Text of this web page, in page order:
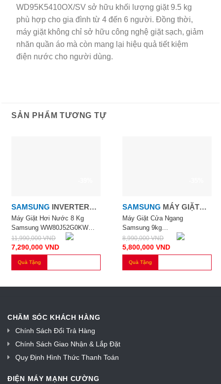
WD95K5410OX/SV sở hữu khối lượng giặt 9.5 kg
phù hợp cho gia đình từ 4 đến 6 người. Đồng thời,
máy giặt không chỉ sở hữu công nghệ giặt sạch, giảm
nhăn quần áo mà còn mang lại hiệu quả tiết kiệm
điện nước cho người dùng.
SẢN PHẨM TƯƠNG TỰ
SAMSUNG INVERTER
8.0KG
Máy Giặt Hơi Nước 8 Kg
Samsung WW80J52G0KW
Inverter
11,990,000VND
7,290,000 VND
Quà Tặng
SAMSUNG MÁY GIẶT
CỬA NGANG SAMSUNG
9KG
Máy Giặt Cửa Ngang
Samsung 9kg
WW90T3040WW/SV
8,990,000VND
5,800,000 VND
Quà Tặng
CHĂM SÓC KHÁCH HÀNG
Chính Sách Đổi Trả Hàng
Chính Sách Giao Nhận & Lắp Đặt
Quy Định Hình Thức Thanh Toán
ĐIỆN MÁY MẠNH CƯỜNG